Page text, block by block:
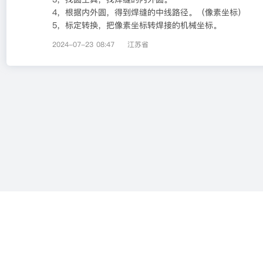
4，根据内外圆，得到焊缝的中线路径。（像素坐标）
5，标定转换，把像素坐标转焊接的机械坐标。
2024-07-23 08:47 江苏省